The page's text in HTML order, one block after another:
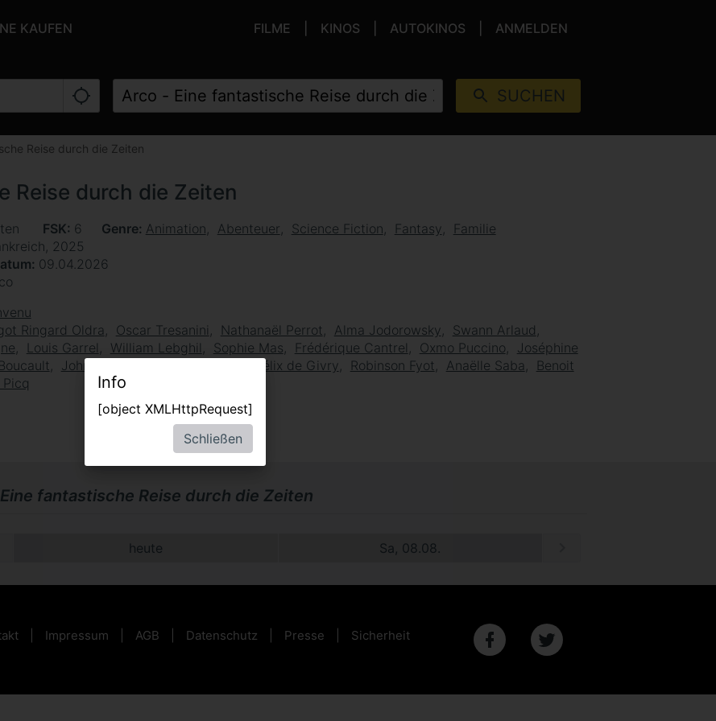
KAUFEN FILME KINOS AUTOKINOS ANMELDEN
SUCHEN
Reise durch die Zeiten
Reise durch die Zeiten
FSK 6 Genre Animation Abenteuer Science Fiction Fantasy
Familie
2025
09.04.2026
Ringard Oldra Oscar Tresanini Nathanaël Perrot Alma Jodorowsky
Swann Arlaud
Louis Garrel William Lebghil Sophie Mas Frédérique Cantrel Oxmo Puccino
Joséphine
Johnny Rasse Félix de Givry Robinson Fyot Anaëlle Saba
Benoit
Picq
fantastische Reise durch die Zeiten
heute Sa, 08.08.
Impressum AGB Datenschutz Presse Sicherheit
Info
[object XMLHttpRequest]
Schließen